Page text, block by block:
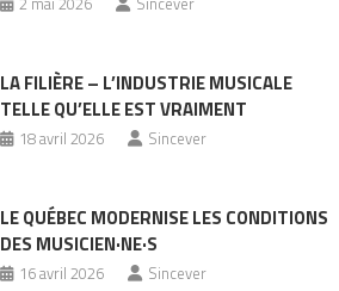
LA FILIÈRE – L’INDUSTRIE MUSICALE
TELLE QU’ELLE EST VRAIMENT
18 avril 2026 Sincever
LE QUÉBEC MODERNISE LES CONDITIONS
DES MUSICIEN·NE·S
16 avril 2026 Sincever